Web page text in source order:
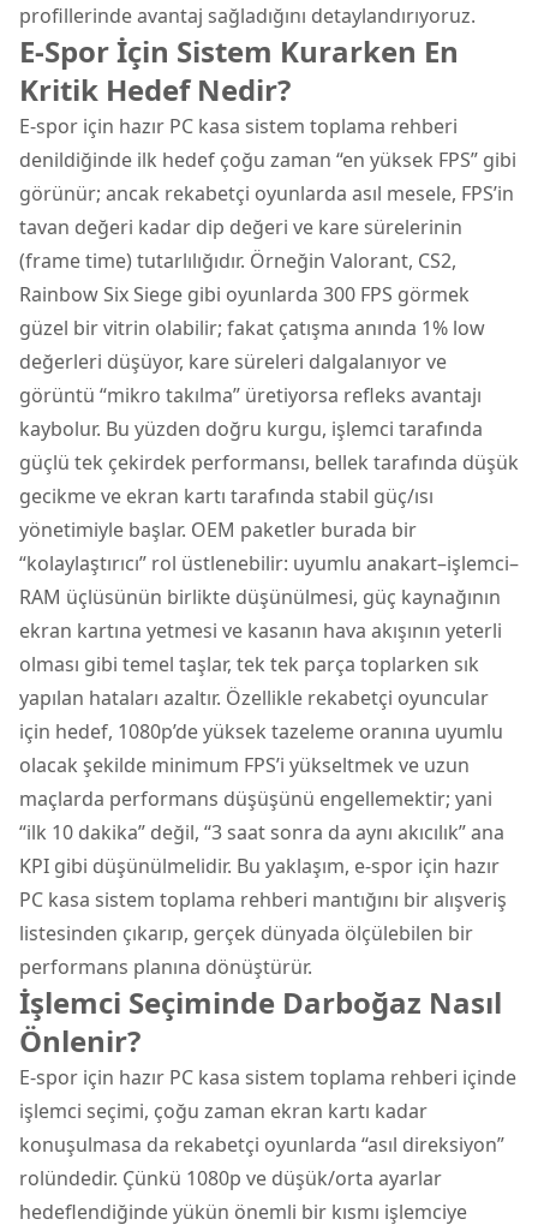
profillerinde avantaj sağladığını detaylandırıyoruz.
E-Spor İçin Sistem Kurarken En
Kritik Hedef Nedir?
E-spor için hazır PC kasa sistem toplama rehberi
denildiğinde ilk hedef çoğu zaman “en yüksek FPS” gibi
görünür; ancak rekabetçi oyunlarda asıl mesele, FPS’in
tavan değeri kadar dip değeri ve kare sürelerinin
(frame time) tutarlılığıdır. Örneğin Valorant, CS2,
Rainbow Six Siege gibi oyunlarda 300 FPS görmek
güzel bir vitrin olabilir; fakat çatışma anında 1% low
değerleri düşüyor, kare süreleri dalgalanıyor ve
görüntü “mikro takılma” üretiyorsa refleks avantajı
kaybolur. Bu yüzden doğru kurgu, işlemci tarafında
güçlü tek çekirdek performansı, bellek tarafında düşük
gecikme ve ekran kartı tarafında stabil güç/ısı
yönetimiyle başlar. OEM paketler burada bir
“kolaylaştırıcı” rol üstlenebilir: uyumlu anakart–işlemci–
RAM üçlüsünün birlikte düşünülmesi, güç kaynağının
ekran kartına yetmesi ve kasanın hava akışının yeterli
olması gibi temel taşlar, tek tek parça toplarken sık
yapılan hataları azaltır. Özellikle rekabetçi oyuncular
için hedef, 1080p’de yüksek tazeleme oranına uyumlu
olacak şekilde minimum FPS’i yükseltmek ve uzun
maçlarda performans düşüşünü engellemektir; yani
“ilk 10 dakika” değil, “3 saat sonra da aynı akıcılık” ana
KPI gibi düşünülmelidir. Bu yaklaşım, e-spor için hazır
PC kasa sistem toplama rehberi mantığını bir alışveriş
listesinden çıkarıp, gerçek dünyada ölçülebilen bir
performans planına dönüştürür.
İşlemci Seçiminde Darboğaz Nasıl
Önlenir?
E-spor için hazır PC kasa sistem toplama rehberi içinde
işlemci seçimi, çoğu zaman ekran kartı kadar
konuşulmasa da rekabetçi oyunlarda “asıl direksiyon”
rolündedir. Çünkü 1080p ve düşük/orta ayarlar
hedeflendiğinde yükün önemli bir kısmı işlemciye